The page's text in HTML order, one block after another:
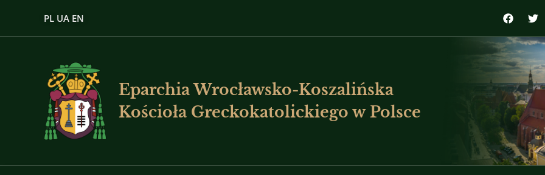
PL UA EN
Eparchia Wrocławsko-Koszalińska
Kościoła Greckokatolickiego w Polsce